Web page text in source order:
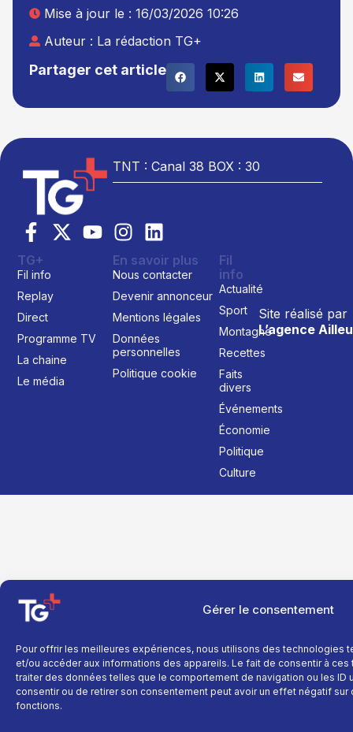
Gérer le consentement
Pour offrir les meilleures expériences, nous utilisons des technologies
et/ou accéder aux informations des appareils. Le fait de consentir à
traiter des données telles que le comportement de navigation ou les ID
consentir ou de retirer son consentement peut avoir un effet négatif
fonctions.
Partager cet article
Mise à jour le : 16/03/2026 10:26
Auteur : La rédaction TG+
TNT : Canal 38 BOX : 30
Site réalisé par
L’agence
TG+
Fil info
Replay
Direct
Programme TV
La chaine
Le média
En savoir plus
Nous contacter
Devenir annonceur
Mentions légales
Données
personnelles
Politique cookie
Fil
info
Actualité
Sport
Montagne
Recettes
Faits
divers
Événements
Économie
Politique
Culture